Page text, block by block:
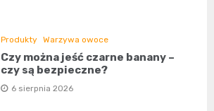
Produkty Warzywa owoce
Czy można jeść czarne banany –
czy są bezpieczne?
6 sierpnia 2026